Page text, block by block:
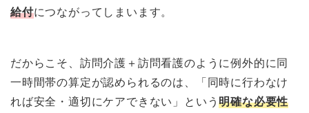
給付につながってしまいます。
だからこそ、訪問介護＋訪問看護のように例外的に同
一時間帯の算定が認められるのは、「同時に行わなけ
れば安全・適切にケアできない」という明確な必要性